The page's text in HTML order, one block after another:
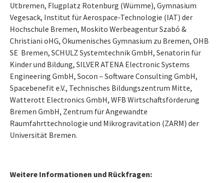
Utbremen, Flugplatz Rotenburg (Wümme), Gymnasium
Vegesack, Institut für Aerospace-Technologie (IAT) der
Hochschule Bremen, Moskito Werbeagentur Szabó &
Christiani oHG, Ökumenisches Gymnasium zu Bremen, OHB
SE Bremen, SCHULZ Systemtechnik GmbH, Senatorin für
Kinder und Bildung, SILVER ATENA Electronic Systems
Engineering GmbH, Socon – Software Consulting GmbH,
Spacebenefit e.V., Technisches Bildungszentrum Mitte,
Watterott Electronics GmbH, WFB Wirtschaftsförderung
Bremen GmbH, Zentrum für Angewandte
Raumfahrttechnologie und Mikrogravitation (ZARM) der
Universität Bremen.
Weitere Informationen und Rückfragen: